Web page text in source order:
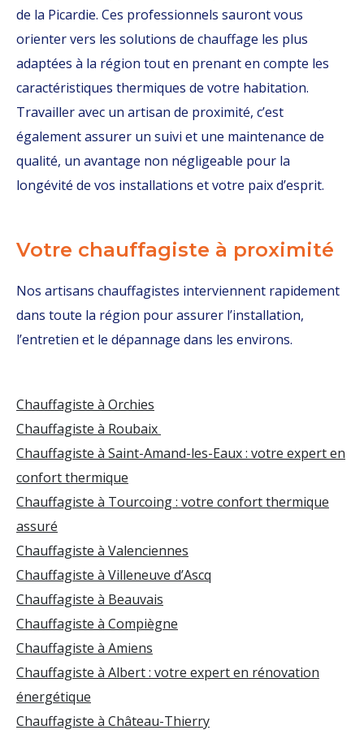
de la Picardie. Ces professionnels sauront vous
orienter vers les solutions de chauffage les plus
adaptées à la région tout en prenant en compte les
caractéristiques thermiques de votre habitation.
Travailler avec un artisan de proximité, c’est
également assurer un suivi et une maintenance de
qualité, un avantage non négligeable pour la
longévité de vos installations et votre paix d’esprit.
Votre chauffagiste à proximité
Nos artisans chauffagistes interviennent rapidement
dans toute la région pour assurer l’installation,
l’entretien et le dépannage dans les environs.
Chauffagiste à Orchies
Chauffagiste à Roubaix
Chauffagiste à Saint-Amand-les-Eaux : votre expert en
confort thermique
Chauffagiste à Tourcoing : votre confort thermique
assuré
Chauffagiste à Valenciennes
Chauffagiste à Villeneuve d’Ascq
Chauffagiste à Beauvais
Chauffagiste à Compiègne
Chauffagiste à Amiens
Chauffagiste à Albert : votre expert en rénovation
énergétique
Chauffagiste à Château-Thierry